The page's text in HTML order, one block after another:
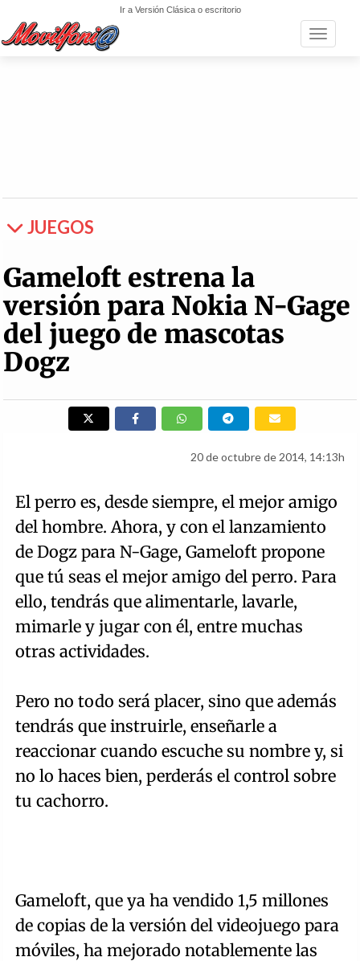
Ir a Versión Clásica o escritorio
Toggle
JUEGOS
Gameloft estrena la
versión para Nokia N-Gage
del juego de mascotas
Dogz
20 de octubre de 2014, 14:13h
El perro es, desde siempre, el mejor amigo
del hombre. Ahora, y con el lanzamiento
de Dogz para N-Gage, Gameloft propone
que tú seas el mejor amigo del perro. Para
ello, tendrás que alimentarle, lavarle,
mimarle y jugar con él, entre muchas
otras actividades.
Pero no todo será placer, sino que además
tendrás que instruirle, enseñarle a
reaccionar cuando escuche su nombre y, si
no lo haces bien, perderás el control sobre
tu cachorro.
Gameloft, que ya ha vendido 1,5 millones
de copias de la versión del videojuego para
móviles, ha mejorado notablemente las